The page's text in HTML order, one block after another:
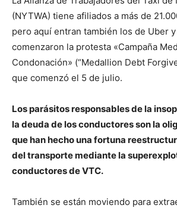
(NYTWA) tiene afiliados a más de
pero aquí entran también los de Uber
comenzaron la protesta «Campaña
Condonación» (“Medallion Debt
que comenzó el 5 de julio.
Los parásitos responsables de la
la deuda de los conductores son la
que han hecho una fortuna
del transporte mediante la
conductores de VTC.
También se están moviendo para